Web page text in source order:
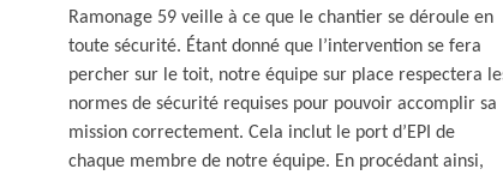
Ramonage 59 veille à ce que le chantier se déroule en
toute sécurité. Étant donné que l’intervention se fera
percher sur le toit, notre équipe sur place respectera
normes de sécurité requises pour pouvoir accomplir sa
mission correctement. Cela inclut le port d’EPI de
chaque membre de notre équipe. En procédant ainsi,